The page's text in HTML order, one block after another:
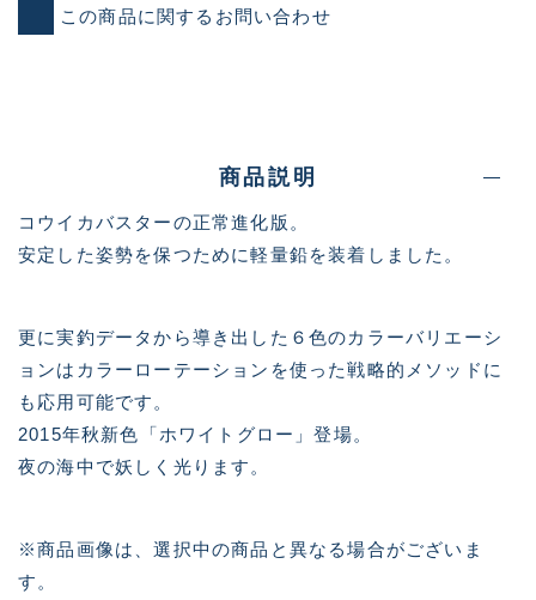
この商品に関するお問い合わせ
商品説明
コウイカバスターの正常進化版。
安定した姿勢を保つために軽量鉛を装着しました。
更に実釣データから導き出した６色のカラーバリエーシ
ョンはカラーローテーションを使った戦略的メソッドに
も応用可能です。
2015年秋新色「ホワイトグロー」登場。
夜の海中で妖しく光ります。
※商品画像は、選択中の商品と異なる場合がございま
す。